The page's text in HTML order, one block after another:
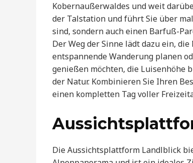
Kobernaußerwaldes und weit
der Talstation und führt Sie über
sind, sondern auch einen Barfuß-
Der Weg der Sinne lädt dazu ein,
entspannende Wanderung planen
genießen möchten, die Luisenhöhe
der Natur. Kombinieren Sie Ihren
einen kompletten Tag voller
Die Aussichtsplattform Landlblick